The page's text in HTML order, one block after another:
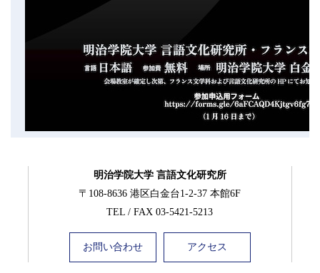
明治学院大学 言語文化研究所
〒108-8636 港区白金台1-2-37 本館6F
TEL / FAX 03-5421-5213
お問い合わせ アクセス